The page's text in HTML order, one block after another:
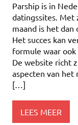
Parship is in
datingssites. Met
maand is het dan
Het succes kan
formule waar
De website richt
aspecten van het
[…]
LEES MEER